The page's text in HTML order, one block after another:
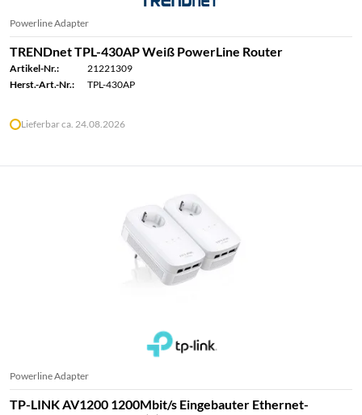
Powerline Adapter
TRENDnet TPL-430AP Weiß PowerLine Router
Artikel-Nr.:
21221309
Herst.-Art.-Nr.:
TPL-430AP
Lieferbar ca. 24.08.2026
Powerline Adapter
TP-LINK AV1200 1200Mbit/s Eingebauter Ethernet-